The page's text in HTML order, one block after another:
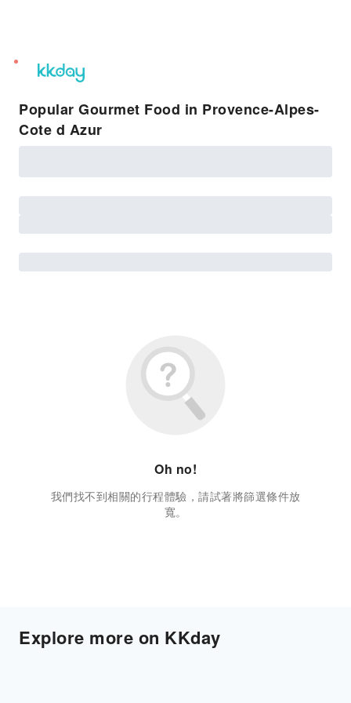
unread
notifications
Popular Gourmet Food in Provence-Alpes-
Cote d Azur
Oh no!
我們找不到相關的行程體驗，請試著將篩選條件放
寬。
Explore more on KKday